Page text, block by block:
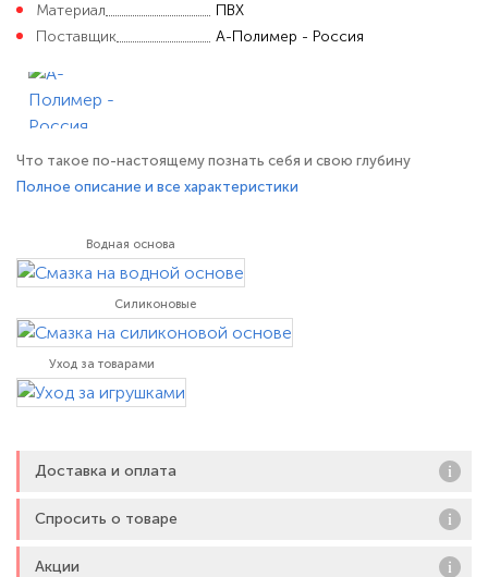
Материал
ПВХ
Поставщик
А-Полимер - Россия
Что такое по-настоящему познать себя и свою глубину
ощущений? Это, значит, выйти за существующие пределы! А
упругий, впечатляющего размера, фаллоимитатор-гигант из
ПВХ, чёрного цвета с вздувшимися от возбуждения, венами.
Строго оргазмическое
Полное описание и все характеристики
Водная основа
Силиконовые
Уход за товарами
Доставка и оплата
Спросить о товаре
Акции